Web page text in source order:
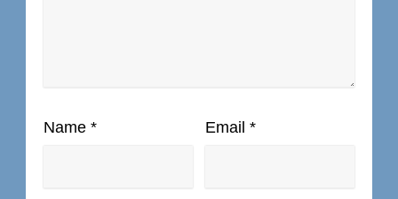
Name * Email *